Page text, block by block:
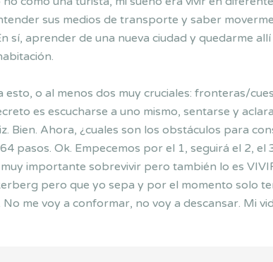
sus medios de transporte y saber
sí, aprender de una nueva ciudad y quedarme
esto, o al menos dos muy cruciales: fronteras/
es escucharse a uno mismo, sentarse y
Bien. Ahora, ¿cuales son los obstáculos para
pasos. Ok. Empecemos por el 1, seguirá el 2,
importante sobrevivir pero también lo es
pero que yo sepa y por el momento solo
me voy a conformar, no voy a descansar. Mi